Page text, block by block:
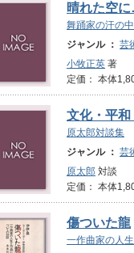
晴れた空
舞踊家の汗の
ジャンル ： 芸
小牧正英 著
定価： 本体
文化・平和
原太郎対談集
ジャンル ： 芸
原太郎 対談
定価： 本体
傷ついた龍
一作曲家の人